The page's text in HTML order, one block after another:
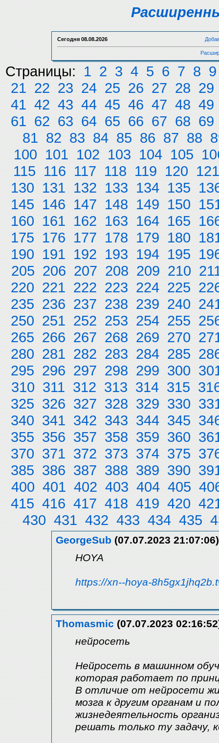
Сегодня 08.08.2026
Страницы: 1 2 3 4 5 6 7 8 9
21 22 23 24 25 26 27 28 29
41 42 43 44 45 46 47 48 49
61 62 63 64 65 66 67 68 69
81 82 83 84 85 86 87 88
100 101 102 103 104 105
115 116 117 118 119 120 121
130 131 132 133 134 135
145 146 147 148 149 150
160 161 162 163 164 165
175 176 177 178 179 180
190 191 192 193 194 195
205 206 207 208 209 210
220 221 222 223 224 225
235 236 237 238 239 240
250 251 252 253 254 255
265 266 267 268 269 270
280 281 282 283 284 285
295 296 297 298 299 300
310 311 312 313 314 315
325 326 327 328 329 330
340 341 342 343 344 345
355 356 357 358 359 360
370 371 372 373 374 375
385 386 387 388 389 390
400 401 402 403 404 405
415 416 417 418 419 420
430 431 432 433 434 435
GeorgeSub (07.07.2023 21:07:06)
HOYA
https://xn--hoya-
Thomasmic (07.07.2023
нейросеть
Нейросеть в машинном
которая работает по
В отличие от нейросети
мозга к другим органам и
жизнедеятельность
решать только ту задачу,